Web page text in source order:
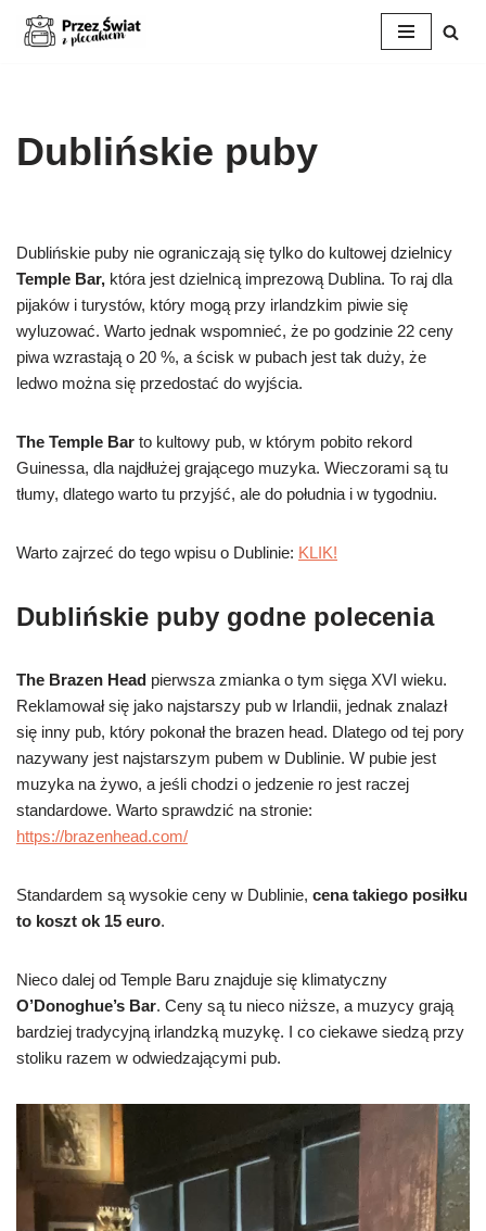
Dublińskie puby
Dublińskie puby nie ograniczają się tylko do kultowej dzielnicy
Temple Bar, która jest dzielnicą imprezową Dublina. To raj dla
pijaków i turystów, który mogą przy irlandzkim piwie się
wyluzować. Warto jednak wspomnieć, że po godzinie 22 ceny
piwa wzrastają o 20 %, a ścisk w pubach jest tak duży, że
ledwo można się przedostać do wyjścia.
The Temple Bar to kultowy pub, w którym pobito rekord
Guinessa, dla najdłużej grającego muzyka. Wieczorami są tu
tłumy, dlatego warto tu przyjść, ale do południa i w tygodniu.
Warto zajrzeć do tego wpisu o Dublinie: KLIK!
Dublińskie puby godne polecenia
The Brazen Head pierwsza zmianka o tym sięga XVI wieku.
Reklamował się jako najstarszy pub w Irlandii, jednak znalazł
się inny pub, który pokonał the brazen head. Dlatego od tej pory
nazywany jest najstarszym pubem w Dublinie. W pubie jest
muzyka na żywo, a jeśli chodzi o jedzenie ro jest raczej
standardowe. Warto sprawdzić na stronie:
https://brazenhead.com/
Standardem są wysokie ceny w Dublinie, cena takiego posiłku
to koszt ok 15 euro.
Nieco dalej od Temple Baru znajduje się klimatyczny
O’Donoghue’s Bar. Ceny są tu nieco niższe, a muzycy grają
bardziej tradycyjną irlandzką muzykę. I co ciekawe siedzą przy
stoliku razem w odwiedzającymi pub.